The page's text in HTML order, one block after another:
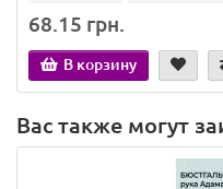
68.15 грн.
В корзину
Вас также могут